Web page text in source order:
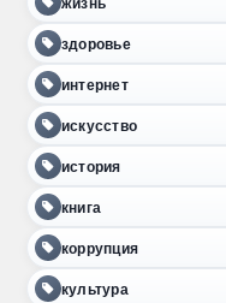
здоровье
интернет
искусство
история
книга
коррупция
культура